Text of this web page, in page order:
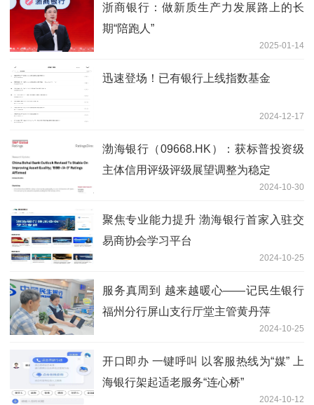
浙商银行：做新质生产力发展路上的长
期“陪跑人”
2025-01-14
迅速登场！已有银行上线指数基金
2024-12-17
渤海银行（09668.HK）：获标普投资级
主体信用评级评级展望调整为稳定
2024-10-30
聚焦专业能力提升 渤海银行首家入驻交
易商协会学习平台
2024-10-25
服务真周到 越来越暖心——记民生银行
福州分行屏山支行厅堂主管黄丹萍
2024-10-25
开口即办 一键呼叫 以客服热线为“媒” 上
海银行架起适老服务“连心桥”
2024-10-12